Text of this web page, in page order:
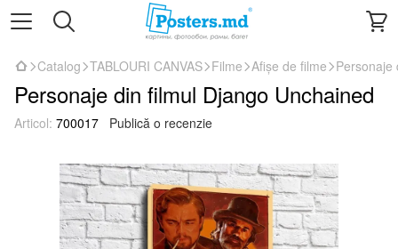
Catalog TABLOURI CANVAS Filme Afișe de filme Personaje
Personaje din filmul Django Unchained
Articol: 700017 Publică o recenzie